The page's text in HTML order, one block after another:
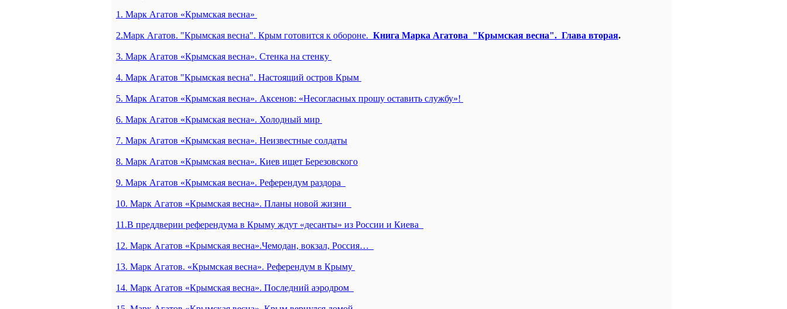
1. Марк Агатов «Крымская весна»
2.Марк Агатов. "Крымская весна". Крым готовится к обороне. Книга Марка Агатова "Крымская весна". Глава вторая.
3. Марк Агатов «Крымская весна». Стенка на стенку
4. Марк Агатов "Крымская весна". Настоящий остров Крым
5. Марк Агатов «Крымская весна». Аксенов: «Несогласных прошу оставить службу»!
6. Марк Агатов «Крымская весна». Холодный мир
7. Марк Агатов «Крымская весна». Неизвестные солдаты
8. Марк Агатов «Крымская весна». Киев ищет Березовского
9. Марк Агатов «Крымская весна». Референдум раздора
10. Марк Агатов «Крымская весна». Планы новой жизни
11.В преддверии референдума в Крыму ждут «десанты» из России и Киева
12. Марк Агатов «Крымская весна».Чемодан, вокзал, Россия…
13. Марк Агатов. «Крымская весна». Референдум в Крыму
14. Марк Агатов «Крымская весна». Последний аэродром